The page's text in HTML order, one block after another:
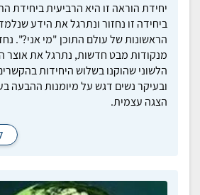
יחידת הוראה זו היא הרביעית ביחידת
ביחידה זו נחזור ונתרגל את הידע
הראשונות של עולם התוכן "מי אני?".
מנקודות מבט חדשות, נתרגל את אוצר
הלשוני שהוקנו בשלוש היחידות
ובעיקר נשים דגש על מיומנות ההבעה
הצגה עצמית.